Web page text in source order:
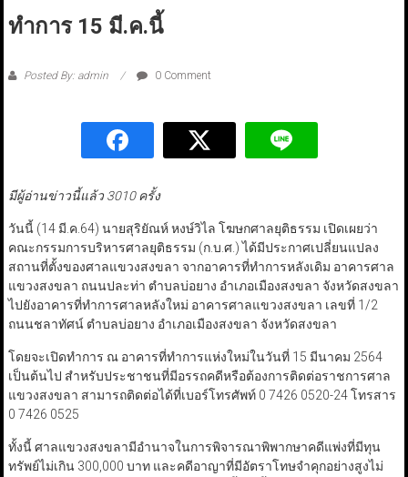
ทำการ 15 มี.ค.นี้
Posted By: admin 0 Comment
มีผู้อ่านข่าวนี้แล้ว 3010 ครั้ง
วันนี้ (14 มี.ค.64) นายสุริยัณห์ หงษ์วิไล โฆษกศาลยุติธรรม เปิดเผยว่า
คณะกรรมการบริหารศาลยุติธรรม (ก.บ.ศ.) ได้มีประกาศเปลี่ยนแปลง
สถานที่ตั้งของศาลแขวงสงขลา จากอาคารที่ทำการหลังเดิม อาคารศาล
แขวงสงขลา ถนนปละท่า ตำบลบ่อยาง อำเภอเมืองสงขลา จังหวัดสงขลา
ไปยังอาคารที่ทำการศาลหลังใหม่ อาคารศาลแขวงสงขลา เลขที่ 1/2
ถนนชลาทัศน์ ตำบลบ่อยาง อำเภอเมืองสงขลา จังหวัดสงขลา
โดยจะเปิดทำการ ณ อาคารที่ทำการแห่งใหม่ในวันที่ 15 มีนาคม 2564
เป็นต้นไป สำหรับประชาชนที่มีอรรถคดีหรือต้องการติดต่อราชการศาล
แขวงสงขลา สามารถติดต่อได้ที่เบอร์โทรศัพท์ 0 7426 0520-24 โทรสาร
0 7426 0525
ทั้งนี้ ศาลแขวงสงขลามีอำนาจในการพิจารณาพิพากษาคดีแพ่งที่มีทุน
ทรัพย์ไม่เกิน 300,000 บาท และคดีอาญาที่มีอัตราโทษจำคุกอย่างสูงไม่